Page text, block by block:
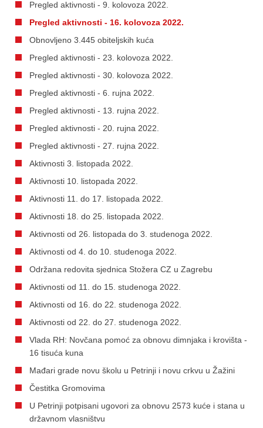
Pregled aktivnosti - 9. kolovoza 2022.
Pregled aktivnosti - 16. kolovoza 2022.
Obnovljeno 3.445 obiteljskih kuća
Pregled aktivnosti - 23. kolovoza 2022.
Pregled aktivnosti - 30. kolovoza 2022.
Pregled aktivnosti - 6. rujna 2022.
Pregled aktivnosti - 13. rujna 2022.
Pregled aktivnosti - 20. rujna 2022.
Pregled aktivnosti - 27. rujna 2022.
Aktivnosti 3. listopada 2022.
Aktivnosti 10. listopada 2022.
Aktivnosti 11. do 17. listopada 2022.
Aktivnosti 18. do 25. listopada 2022.
Aktivnosti od 26. listopada do 3. studenoga 2022.
Aktivnosti od 4. do 10. studenoga 2022.
Održana redovita sjednica Stožera CZ u Zagrebu
Aktivnosti od 11. do 15. studenoga 2022.
Aktivnosti od 16. do 22. studenoga 2022.
Aktivnosti od 22. do 27. studenoga 2022.
Vlada RH: Novčana pomoć za obnovu dimnjaka i krovišta -
16 tisuća kuna
Mađari grade novu školu u Petrinji i novu crkvu u Žažini
Čestitka Gromovima
U Petrinji potpisani ugovori za obnovu 2573 kuće i stana u
državnom vlasništvu